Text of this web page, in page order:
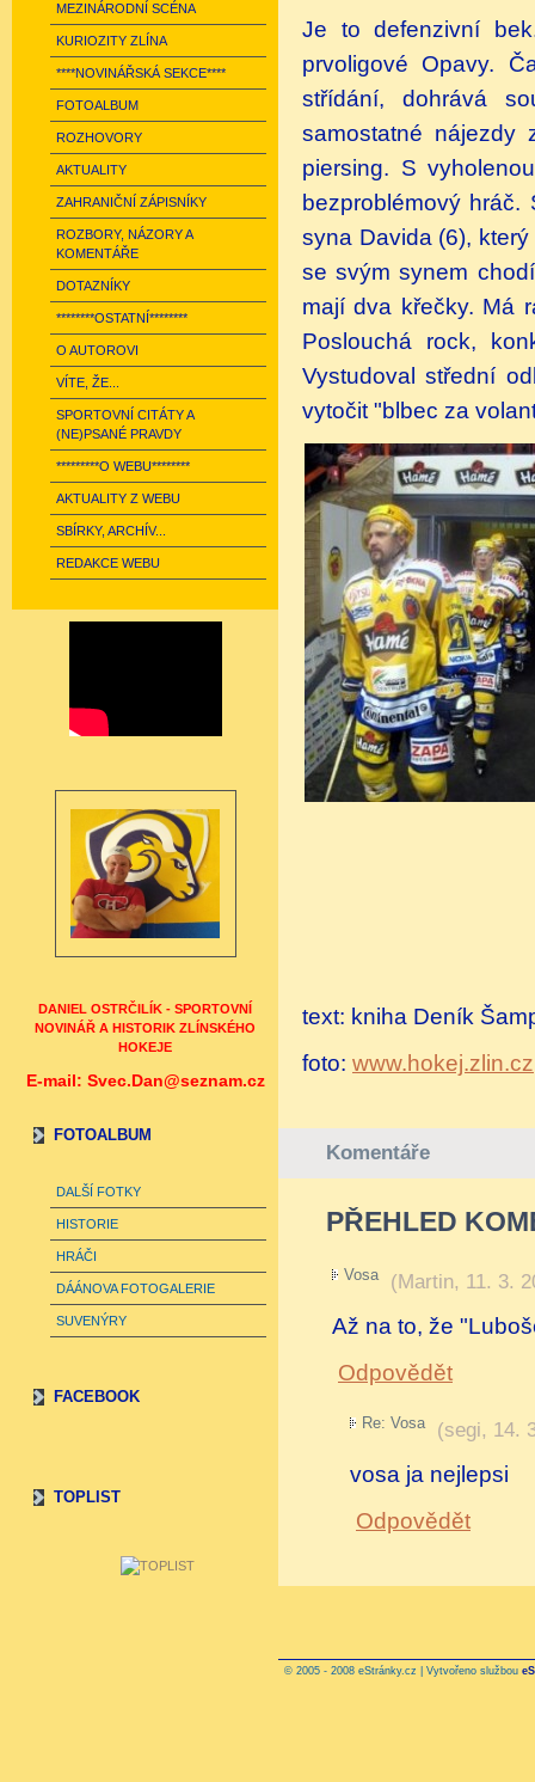
MEZINÁRODNÍ SCÉNA
KURIOZITY ZLÍNA
****NOVINÁŘSKÁ SEKCE****
FOTOALBUM
ROZHOVORY
AKTUALITY
ZAHRANIČNÍ ZÁPISNÍKY
ROZBORY, NÁZORY A
KOMENTÁŘE
DOTAZNÍKY
********OSTATNÍ********
O AUTOROVI
VÍTE, ŽE...
SPORTOVNÍ CITÁTY A
(NE)PSANÉ PRAVDY
*********O WEBU********
AKTUALITY Z WEBU
SBÍRKY, ARCHÍV...
REDAKCE WEBU
DANIEL OSTRČILÍK - SPORTOVNÍ
NOVINÁŘ A HISTORIK ZLÍNSKÉHO
HOKEJE
E-mail: Svec.Dan@seznam.cz
FOTOALBUM
DALŠÍ FOTKY
HISTORIE
HRÁČI
DÁÁNOVA FOTOGALERIE
SUVENÝRY
FACEBOOK
TOPLIST
Je to defenzivní
prvoligové Opavy.
střídání, dohrává
samostatné
piersing. S
bezproblémový
syna Davida (6),
se svým synem
mají dva křečky. Má
Poslouchá rock,
Vystudoval střední
vytočit "blbec za
text: kniha Deník
foto: www.hokej.zlin.cz
Komentáře
PŘEHLED
Vosa (Martin, 11. 3.
Až na to, že
Odpovědět
Re: Vosa (segi, 14.
vosa ja nejlepsi
Odpovědět
© 2005 - 2008 eStránky.cz | Vytvořeno službou